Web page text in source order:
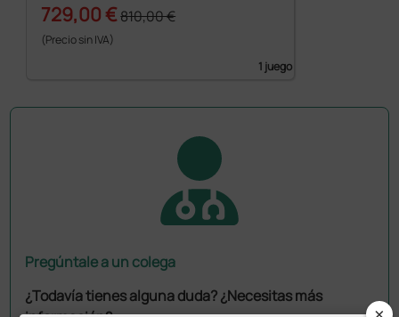
729,00 €810,00 €
(Precio sin IVA)
1 juego
Pregúntale a un colega
¿Todavía tienes alguna duda? ¿Necesitas más